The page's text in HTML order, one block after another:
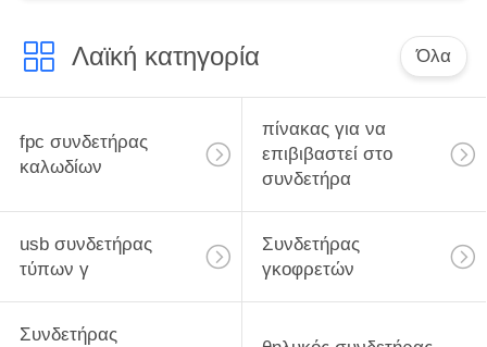
Λαϊκή κατηγορία Όλα
fpc συνδετήρας
καλωδίων
πίνακας για να
επιβιβαστεί στο
συνδετήρα
usb συνδετήρας
τύπων γ
Συνδετήρας
γκοφρετών
Συνδετήρας